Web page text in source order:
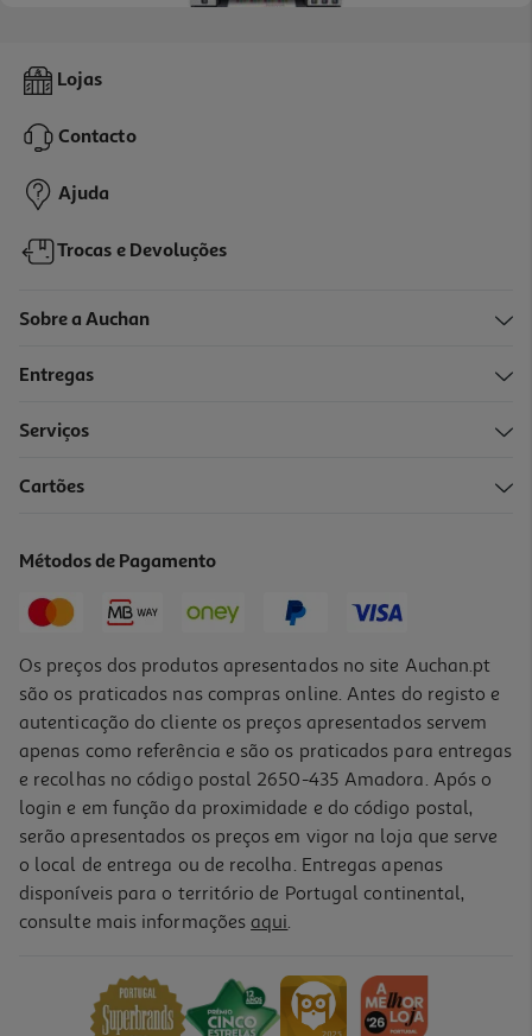
Impressora Hp Smart Tank 7005 Multifunções
Price reduced from
299,99 €to
229,99 €
Impressora Multifunções Epson Ecotank Et-8500
674,99 €
Lojas
Contacto
Ajuda
Trocas e Devoluções
Sobre a Auchan
Entregas
Serviços
Cartões
Métodos de Pagamento
Os preços dos produtos apresentados no site Auchan.pt
são os praticados nas compras online. Antes do registo e
autenticação do cliente os preços apresentados servem
apenas como referência e são os praticados para entregas
e recolhas no código postal 2650-435 Amadora. Após o
login e em função da proximidade e do código postal,
serão apresentados os preços em vigor na loja que serve
o local de entrega ou de recolha. Entregas apenas
disponíveis para o território de Portugal continental,
consulte mais informações aqui.